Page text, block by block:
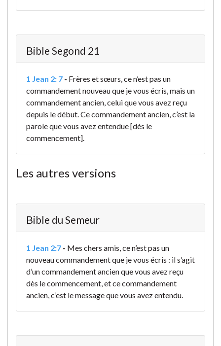
Bible Segond 21
1 Jean 2: 7 - Frères et sœurs, ce n’est pas un
commandement nouveau que je vous écris, mais un
commandement ancien, celui que vous avez reçu
depuis le début. Ce commandement ancien, c’est la
parole que vous avez entendue [dès le
commencement].
Les autres versions
Bible du Semeur
1 Jean 2:7 - Mes chers amis, ce n’est pas un
nouveau commandement que je vous écris : il s’agit
d’un commandement ancien que vous avez reçu
dès le commencement, et ce commandement
ancien, c’est le message que vous avez entendu.